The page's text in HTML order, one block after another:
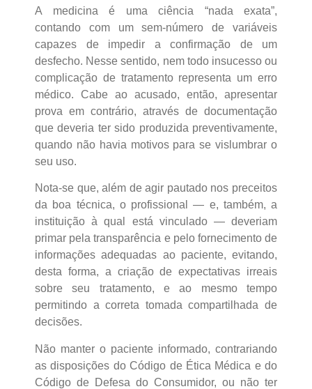
A medicina é uma ciência “nada exata”,
contando com um sem-número de variáveis
capazes de impedir a confirmação de um
desfecho. Nesse sentido, nem todo insucesso ou
complicação de tratamento representa um erro
médico. Cabe ao acusado, então, apresentar
prova em contrário, através de documentação
que deveria ter sido produzida preventivamente,
quando não havia motivos para se vislumbrar o
seu uso.
Nota-se que, além de agir pautado nos preceitos
da boa técnica, o profissional — e, também, a
instituição à qual está vinculado — deveriam
primar pela transparência e pelo fornecimento de
informações adequadas ao paciente, evitando,
desta forma, a criação de expectativas irreais
sobre seu tratamento, e ao mesmo tempo
permitindo a correta tomada compartilhada de
decisões.
Não manter o paciente informado, contrariando
as disposições do Código de Ética Médica e do
Código de Defesa do Consumidor, ou não ter